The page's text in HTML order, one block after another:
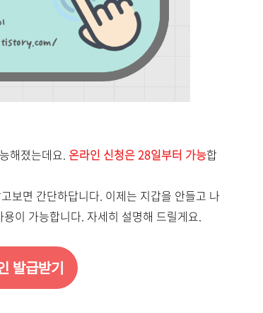
해졌는데요. 온라인 신청은 28일부터 가능합
보면 간단하답니다. 이제는 지갑을 안들고 나
이 가능합니다. 자세히 설명해 드릴게요.
발급받기